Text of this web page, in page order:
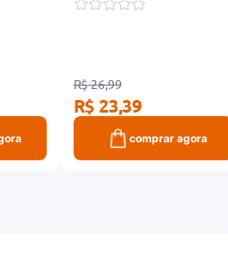
R$ 26,99
R$ 23,39
comprar agora